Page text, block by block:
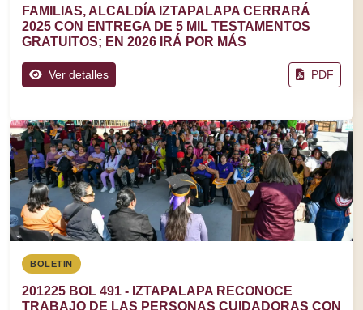
FAMILIAS, ALCALDÍA IZTAPALAPA CERRARÁ
2025 CON ENTREGA DE 5 MIL TESTAMENTOS
GRATUITOS; EN 2026 IRÁ POR MÁS
Ver detalles PDF
BOLETIN
201225 BOL 491 - IZTAPALAPA RECONOCE
TRABAJO DE LAS PERSONAS CUIDADORAS CON